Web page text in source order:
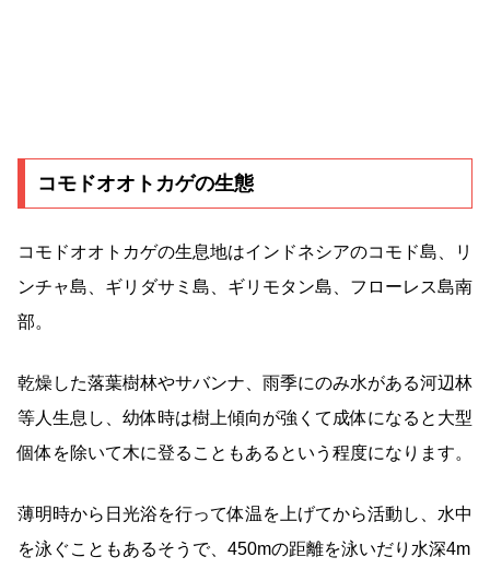
コモドオオトカゲの生態
コモドオオトカゲの生息地はインドネシアのコモド島、リ
ンチャ島、ギリダサミ島、ギリモタン島、フローレス島南
部。
乾燥した落葉樹林やサバンナ、雨季にのみ水がある河辺林
等人生息し、幼体時は樹上傾向が強くて成体になると大型
個体を除いて木に登ることもあるという程度になります。
薄明時から日光浴を行って体温を上げてから活動し、水中
を泳ぐこともあるそうで、450mの距離を泳いだり水深4m